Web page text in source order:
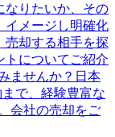
なりたいか、その
イメージし明確化
売却する相手を探
トについてご紹介
ませんか？日本
で、経験豊富な
会社の売却をご